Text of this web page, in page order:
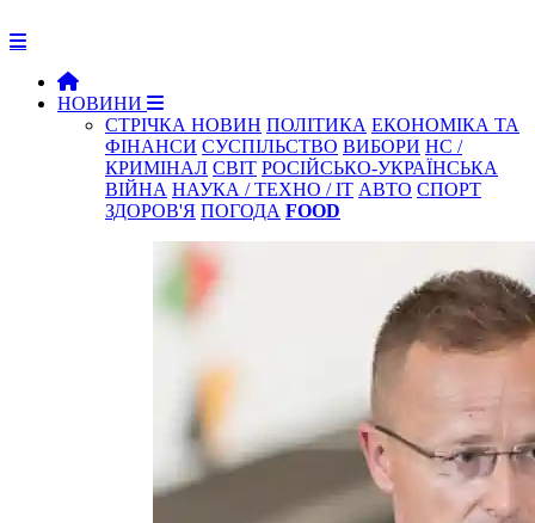
НОВИНИ
СТРІЧКА НОВИН ПОЛІТИКА ЕКОНОМІКА ТА
ФІНАНСИ СУСПІЛЬСТВО ВИБОРИ НС /
КРИМІНАЛ СВІТ РОСІЙСЬКО-УКРАЇНСЬКА
ВІЙНА НАУКА / ТЕХНО / IT АВТО СПОРТ
ЗДОРОВ'Я ПОГОДА FOOD